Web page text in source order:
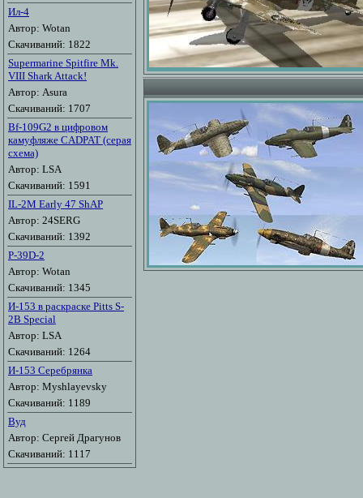
Ил-4
Автор: Wotan
Скачиваний: 1822
Supermarine Spitfire Mk.
VIII Shark Attack!
Автор: Asura
Скачиваний: 1707
Bf-109G2 в цифровом
камуфляже CADPAT (серая
схема)
Автор: LSA
Скачиваний: 1591
IL-2M Early 47 ShAP
Автор: 24SERG
Скачиваний: 1392
P-39D-2
Автор: Wotan
Скачиваний: 1345
И-153 в раскраске Pitts S-
2B Special
Автор: LSA
Скачиваний: 1264
И-153 Серебрянка
Автор: Myshlayevsky
Скачиваний: 1189
Вуд
Автор: Сергей Драгунов
Скачиваний: 1117